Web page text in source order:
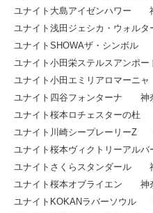
ユナイト大島アイゼンハワー
ユナイト浅田ジェシカ・ウォル
ユナイトSHOWAザ・シンボル
ユナイト小田栄ステルスアンポ
ユナイト小田エミリアロマーニ
ユナイト四谷フォンターナ 神
ユナイト桜本ロチェスターの杜
ユナイト川崎シープレーリーZ
ユナイト桜本ヴィクトリーアル
ユナイトさくらスタンダール
ユナイト桜本オブライエン 神
ユナイトKOKANラバーソウル